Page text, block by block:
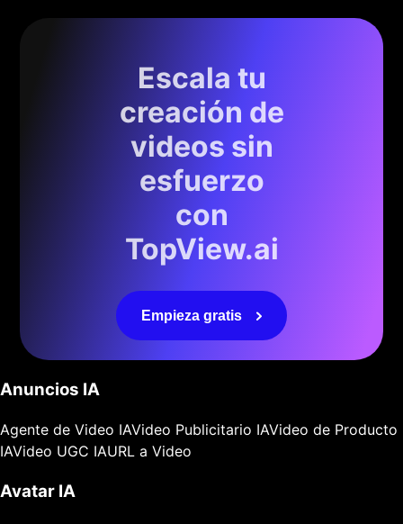
Escala tu
creación de
videos sin
esfuerzo
con
TopView.ai
Empieza gratis
Anuncios IA
Agente de Video IAVideo Publicitario IAVideo de Producto
IAVideo UGC IAURL a Video
Avatar IA